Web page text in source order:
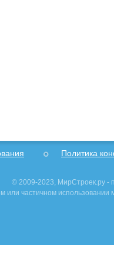
Политика
© 2009-2023, МирСтроек.ру -
или частичном использовании